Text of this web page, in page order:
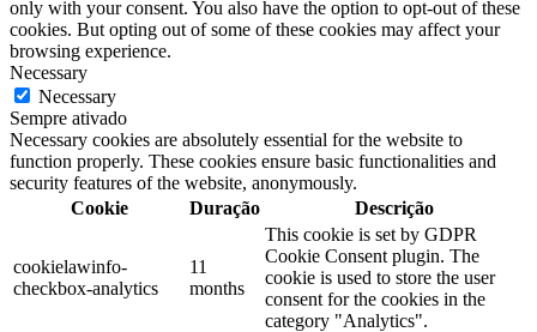
only with your consent. You also have the option to opt-out of these
cookies. But opting out of some of these cookies may affect your
browsing experience.
Necessary
Necessary
Sempre ativado
Necessary cookies are absolutely essential for the website to
function properly. These cookies ensure basic functionalities and
security features of the website, anonymously.
Cookie
Duração Descrição
cookielawinfo-
checkbox-analytics
11
months
This cookie is set by GDPR
Cookie Consent plugin. The
cookie is used to store the user
consent for the cookies in the
category "Analytics".